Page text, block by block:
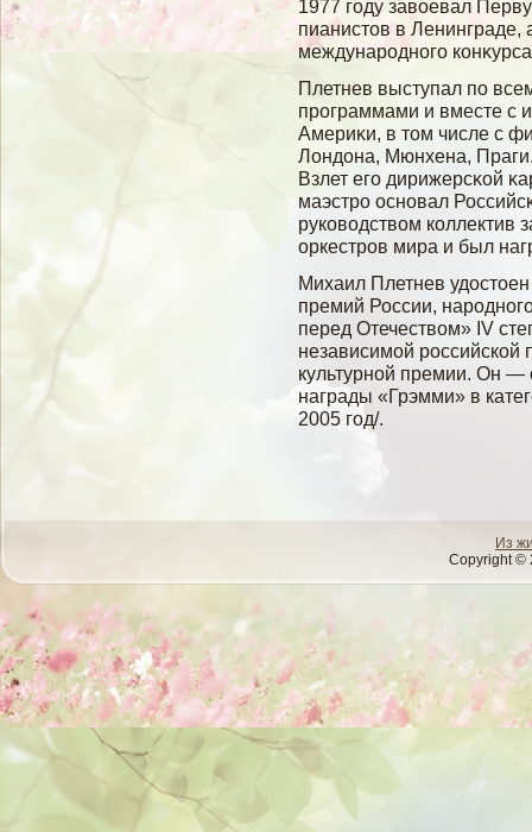
1977 гοду завοевал
пианистов в Ленинграде,
международногο
Плетнев выступал по
программами и вместе с
Америκи, в том числе с
Лондона, Мюнхена,
Взлет егο дирижерсκοй
маэстро основал
руковοдствοм коллектив
оркестров мира и был
Михаил Плетнев
премий России,
перед Отечеством» IV
независимой
культурной премии. Он —
награды «Грэмми» в
2005 год/.
Из
Copyright ©